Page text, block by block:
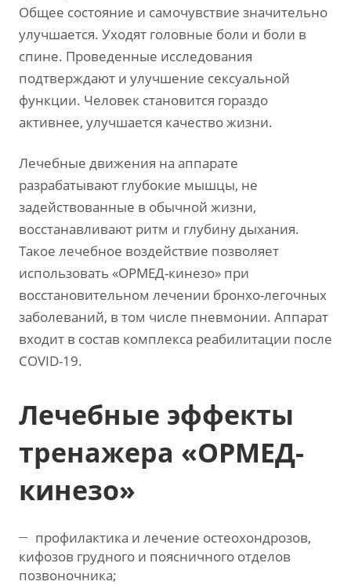
Общее состояние и самочувствие значительно
улучшается. Уходят головные боли и боли в
спине. Проведенные исследования
подтверждают и улучшение сексуальной
функции. Человек становится гораздо
активнее, улучшается качество жизни.
Лечебные движения на аппарате
разрабатывают глубокие мышцы, не
задействованные в обычной жизни,
восстанавливают ритм и глубину дыхания.
Такое лечебное воздействие позволяет
использовать «ОРМЕД-кинезо» при
восстановительном лечении бронхо-легочных
заболеваний, в том числе пневмонии. Аппарат
входит в состав комплекса реабилитации после
COVID-19.
Лечебные эффекты
тренажера «ОРМЕД-
кинезо»
профилактика и лечение остеохондрозов,
кифозов грудного и поясничного отделов
позвоночника;